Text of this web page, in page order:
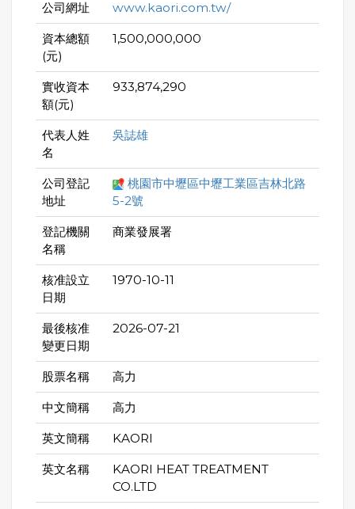
公司網址 www.kaori.com.tw/
資本總額
(元)
1,500,000,000
實收資本
額(元)
933,874,290
代表人姓
名
吳誌雄
公司登記
地址
桃園市中壢區中壢工業區吉林北路
5-2號
登記機關
名稱
商業發展署
核准設立
日期
1970-10-11
最後核准
變更日期
2026-07-21
股票名稱 高力
中文簡稱 高力
英文簡稱 KAORI
英文名稱
KAORI HEAT TREATMENT
CO.LTD